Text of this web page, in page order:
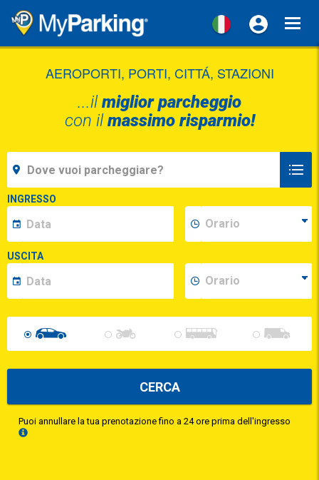
AEROPORTI, PORTI, CITTÁ, STAZIONI
...ilmiglior parcheggio
con ilmassimo risparmio!
INGRESSO
USCITA
CERCA
Puoi annullare la tua prenotazione fino a 24 ore prima dell'ingresso